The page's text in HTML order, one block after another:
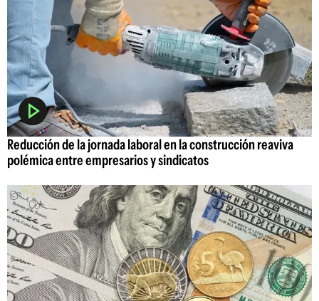
Reducción de la jornada laboral en la construcción reaviva
polémica entre empresarios y sindicatos